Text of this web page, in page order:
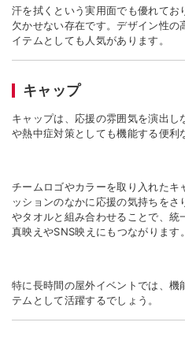
汗を拭くという実用面でも優れてお
欠かせない存在です。デザイン性
イテムとしても人気があります。
キャップ
キャップは、応援の雰囲気を演出し
や熱中症対策としても機能する便利
チームロゴやカラーを取り入れたキ
ッションのなかに応援の気持ちをさ
やタオルと組み合わせることで、
真映えやSNS映えにもつながります。
特に長時間の屋外イベントでは、機
テムとして活躍するでしょう。